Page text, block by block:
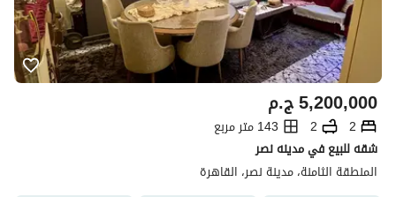
ج.م5,200,000
2
2
143 متر مربع
شقه للبيع في مدينه نصر
المنطقة الثامنة، مدينة نصر، القاهرة